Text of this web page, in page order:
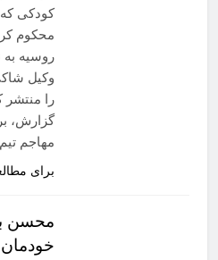
کودکی
روسیه به
وکیل
را
گزارش،
مهاجم
برای
محسن